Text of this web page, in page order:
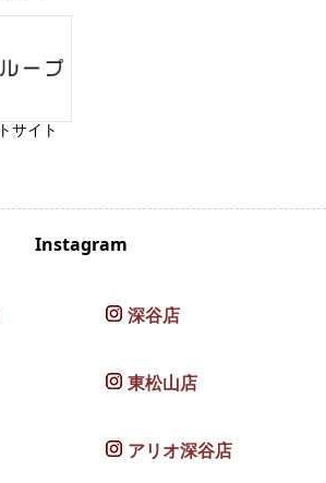
サイト
Instagram
深谷店
東松山店
アリオ深谷店